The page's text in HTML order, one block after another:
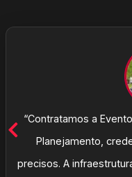
“Contratamos a
Planejamento,
precisos. A